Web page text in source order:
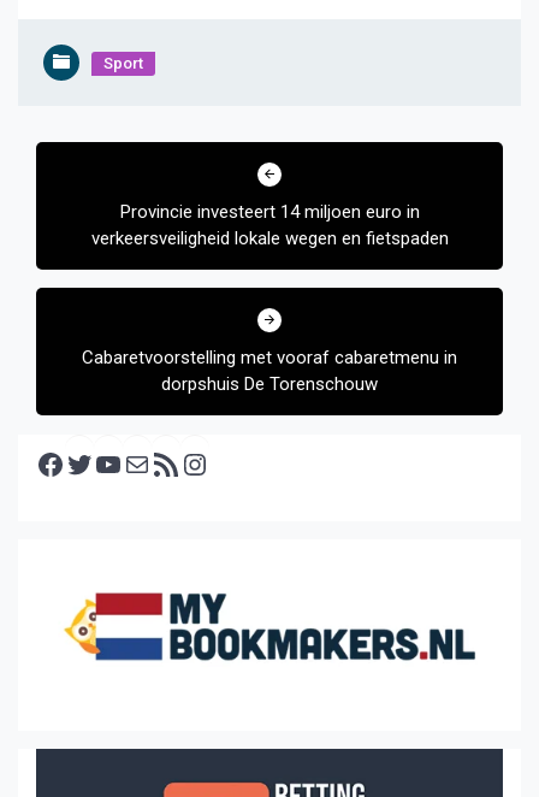
Sport
Bericht
Provincie investeert 14 miljoen euro in
verkeersveiligheid lokale wegen en fietspaden
Cabaretvoorstelling met vooraf cabaretmenu in
dorpshuis De Torenschouw
Facebook Twitter YouTube E-mail RSS feed